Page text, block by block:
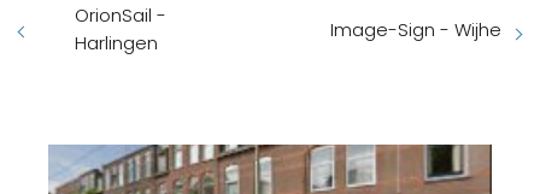
OrionSail -
Harlingen
Image-Sign - Wijhe